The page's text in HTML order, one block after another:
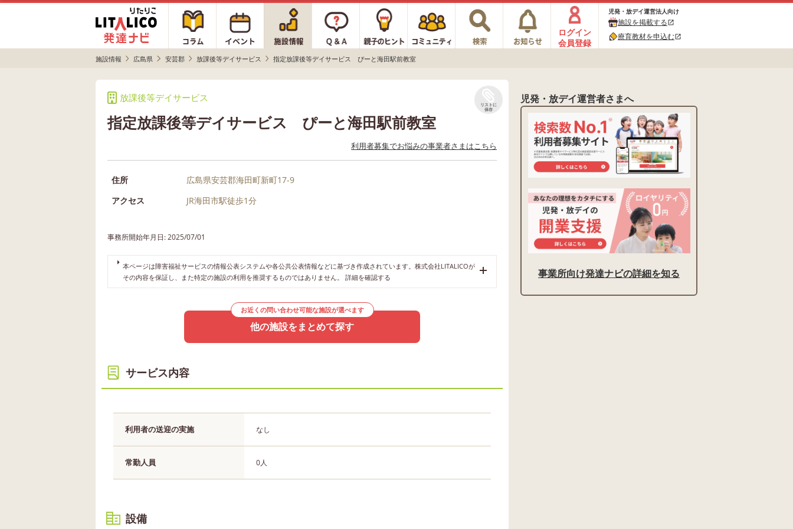
ログイン
会員登録
児発・放デイ運営法人向け
施設を掲載するopen_in_new
療育教材を申込むopen_in_new
施設情報 広島県 安芸郡 放課後等デイサービス 指定放課後等デイサービス ぴーと海田駅前教室
放課後等デイサービス
指定放課後等デイサービス ぴーと海田駅前教室
リストに
保存
利用者募集でお悩みの事業者さまはこちら
住所
広島県安芸郡海田町新町17-9
アクセス
JR海田市駅徒歩1分
事務所開始年月日: 2025/07/01
本ページは障害福祉サービスの情報公表システムや各公共公表情報などに基づき作成されています。株式会社LITALICOが
その内容を保証し、また特定の施設の利用を推奨するものではありません。 詳細を確認する
お近くの問い合わせ可能な施設が選べます
他の施設をまとめて探す
サービス内容
利用者の送迎の実施 なし
常勤人員 0人
設備
児発・放デイ運営者さまへ
事業所向け発達ナビの詳細を知る